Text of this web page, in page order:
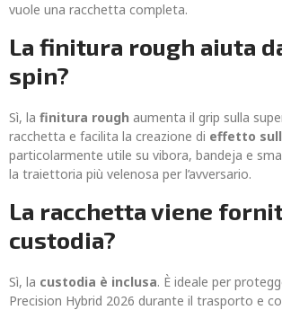
vuole una racchetta completa.
La finitura rough aiuta
spin?
Sì, la finitura rough aumenta il grip sulla
racchetta e facilita la creazione di effetto
particolarmente utile su vibora, bandeja e
la traiettoria più velenosa per l’avversario.
La racchetta viene
custodia?
Sì, la custodia è inclusa. È ideale per
Precision Hybrid 2026 durante il trasporto e